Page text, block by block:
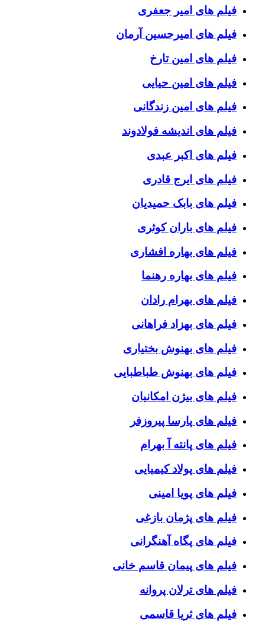
فیلم های امیر جعفری
فیلم های امیرحسین آرمان
فیلم های امین تارخ
فیلم های امین حیایی
فیلم های امین زندگانی
فیلم های اندیشه فولادوند
فیلم های اکبر عبدی
فیلم های ایرج قادری
فیلم های بابک حمیدیان
فیلم های باران کوثری
فیلم های بهاره افشاری
فیلم های بهاره رهنما
فیلم های بهرام رادان
فیلم های بهزاد فراهانی
فیلم های بهنوش بختیاری
فیلم های بهنوش طباطبایی
فیلم های بیژن امکانیان
فیلم های پارسا پیروزفر
فیلم های پانته آ بهرام
فیلم های پولاد کیمیایی
فیلم های پویا امینی
فیلم های پژمان بازغی
فیلم های پگاه آهنگرانی
فیلم های پیمان قاسم خانی
فیلم های ترلان پروانه
فیلم های ثریا قاسمی